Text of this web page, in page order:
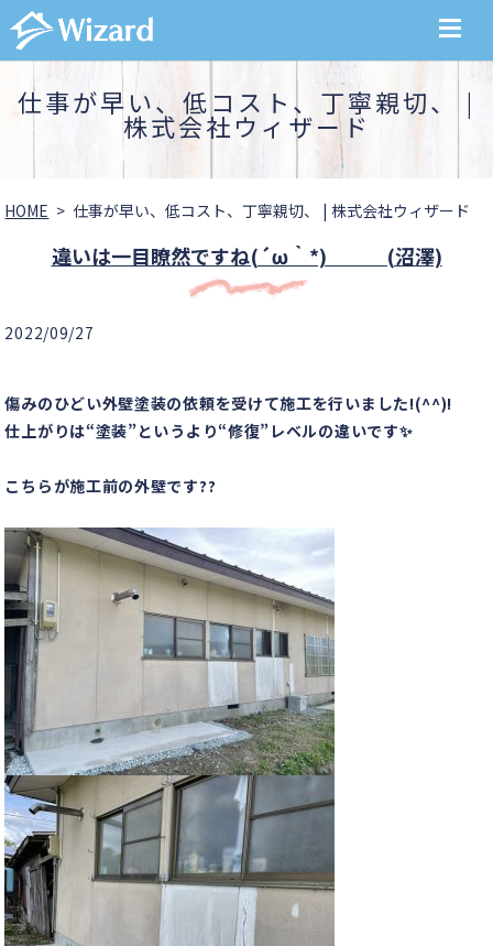
MENU
仕事が早い、低コスト、丁寧親切、 |
株式会社ウィザード
HOME 仕事が早い、低コスト、丁寧親切、 | 株式会社ウィザード
違いは一目瞭然ですね(´ω｀*) (沼澤)
2022/09/27
傷みのひどい外壁塗装の依頼を受けて施工を行いました!(^^)!
仕上がりは“塗装”というより“修復”レベルの違いです✨
こちらが施工前の外壁です??